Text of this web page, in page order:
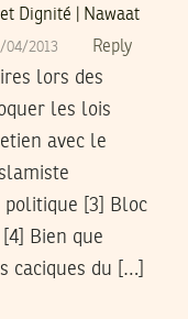
Dignité | Nawaat
04/2013 Reply
lors des
les lois
avec le
politique [3] Bloc
Bien que
caciques du […]